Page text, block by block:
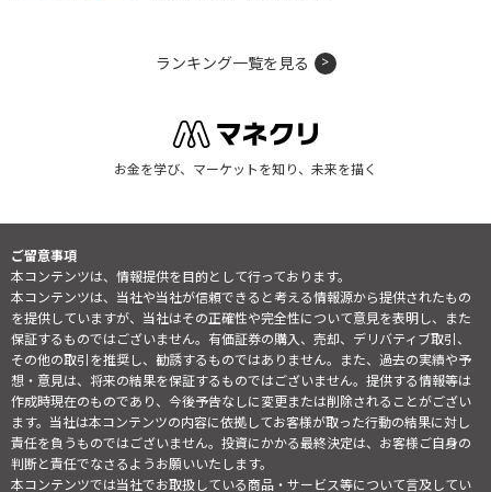
ランキング一覧を見る
お金を学び、マーケットを知り、未来を描く
ご留意事項
本コンテンツは、情報提供を目的として行っております。
本コンテンツは、当社や当社が信頼できると考える情報源から提供されたもの
を提供していますが、当社はその正確性や完全性について意見を表明し、また
保証するものではございません。有価証券の購入、売却、デリバティブ取引、
その他の取引を推奨し、勧誘するものではありません。また、過去の実績や予
想・意見は、将来の結果を保証するものではございません。提供する情報等は
作成時現在のものであり、今後予告なしに変更または削除されることがござい
ます。当社は本コンテンツの内容に依拠してお客様が取った行動の結果に対し
責任を負うものではございません。投資にかかる最終決定は、お客様ご自身の
判断と責任でなさるようお願いいたします。
本コンテンツでは当社でお取扱している商品・サービス等について言及してい